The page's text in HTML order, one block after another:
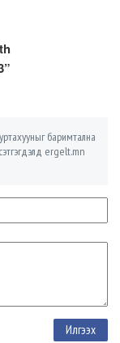
баримтална
ergelt.mn